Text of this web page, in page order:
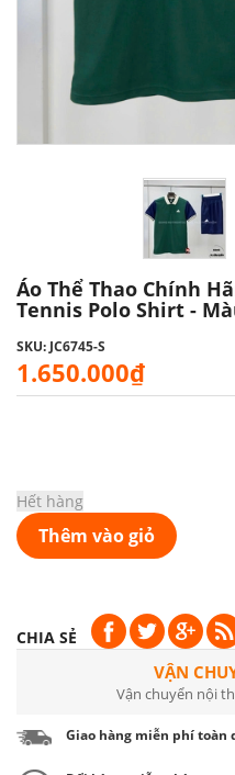
Áo Thể Thao Chính
Tennis Polo Shirt -
SKU: JC6745-S
1.650.000₫
Hết hàng
Thêm vào giỏ
CHIA SẺ
VẬN
Vận chuyển nội
Giao hàng miễn phí toàn